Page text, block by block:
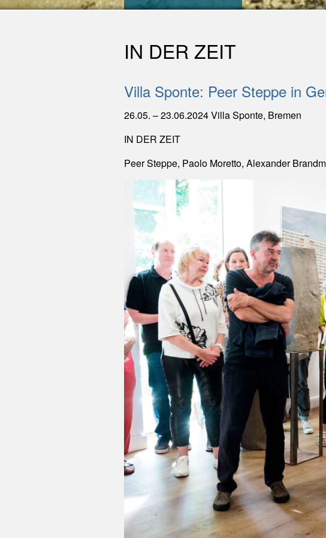
IN DER ZEIT
Villa Sponte: Peer Steppe in
26.05. – 23.06.2024 Villa Sponte, Bremen
IN DER ZEIT
Peer Steppe, Paolo Moretto, Alexander